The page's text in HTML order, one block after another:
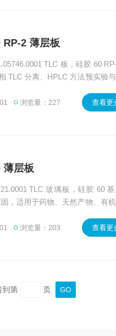
2 薄层板
TLC 板，硅胶 60
TLC 分离、HPLC 方法预实验
浏览量：227 查看
层板
TLC 玻璃板，硅胶 60
，适用于药物、天然产物、有
术支持。浏览量：203 查看
到第 页